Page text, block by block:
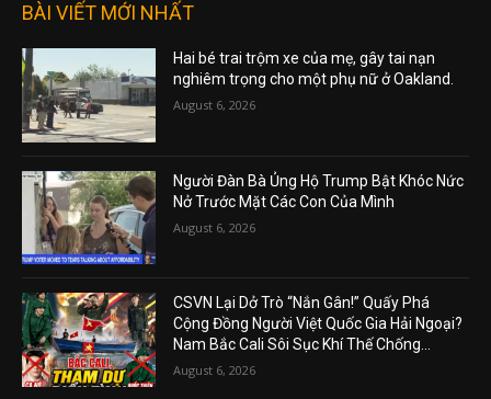
BÀI VIẾT MỚI NHẤT
Hai bé trai trộm xe của mẹ, gây tai nạn
nghiêm trọng cho một phụ nữ ở Oakland.
August 6, 2026
Người Đàn Bà Ủng Hộ Trump Bật Khóc Nức
Nở Trước Mặt Các Con Của Mình
August 6, 2026
CSVN Lại Dở Trò “Nắn Gân!” Quấy Phá
Cộng Đồng Người Việt Quốc Gia Hải Ngoại?
Nam Bắc Cali Sôi Sục Khí Thế Chống...
August 6, 2026